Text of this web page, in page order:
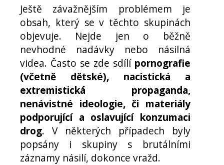
Ještě závažnějším problémem je
obsah, který se v těchto skupinách
objevuje. Nejde jen o běžně
nevhodné nadávky nebo násilná
videa. Často se zde sdílí pornografie
(včetně dětské), nacistická a
extremistická propaganda,
nenávistné ideologie, či materiály
podporující a oslavující konzumaci
drog. V některých případech byly
popsány i skupiny s brutálními
záznamy násilí, dokonce vražd.